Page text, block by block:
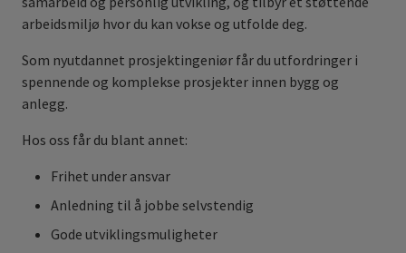
arbeidsmiljø hvor du kan vokse og utfolde deg.
Som nyutdannet prosjektingeniør får du utfordringer i
spennende og komplekse prosjekter innen bygg og
anlegg.
Hos oss får du blant annet:
Frihet under ansvar
Anledning til å jobbe selvstendig
Gode utviklingsmuligheter